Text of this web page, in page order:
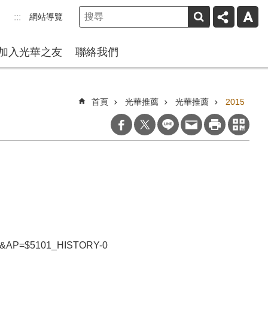
::: 網站導覽
入光華之友 聯絡我們
首頁 光華推薦 光華推薦 2015
0